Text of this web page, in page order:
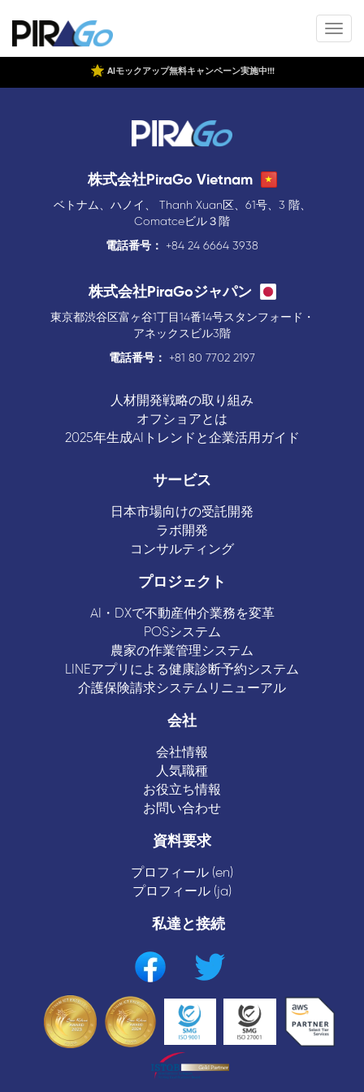
AIモックアップ無料キャンペーン実施中!!!
株式会社PiraGo Vietnam
ベトナム、ハノイ、 Thanh Xuan区、61号、3 階、
Comatceビル３階
電話番号：
+84 24 6664 3938
株式会社PiraGoジャパン
東京都渋谷区富ヶ谷1丁目14番14号スタンフォード・
アネックスビル3階
電話番号：
+81 80 7702 2197
人材開発戦略の取り組み
オフショアとは
2025年生成AIトレンドと企業活用ガイド
サービス
日本市場向けの受託開発
ラボ開発
コンサルティング
プロジェクト
AI・DXで不動産仲介業務を変革
POSシステム
農家の作業管理システム
LINEアプリによる健康診断予約システム
介護保険請求システムリニューアル
会社
会社情報
人気職種
お役立ち情報
お問い合わせ
資料要求
プロフィール (en)
プロフィール (ja)
私達と接続